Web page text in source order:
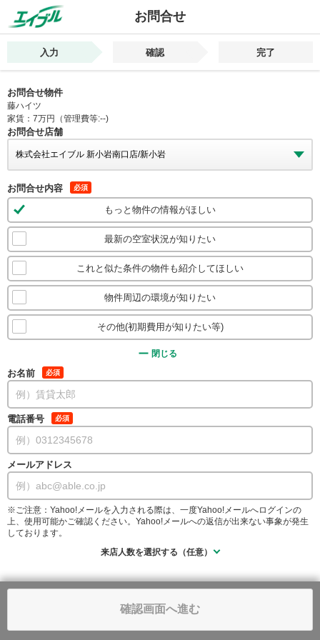
お問合せ
入力 確認 完了
お問合せ物件
藤ハイツ
家賃：7万円（管理費等:--)
お問合せ店舗
お問合せ内容 必須
もっと物件の情報がほしい
最新の空室状況が知りたい
これと似た条件の物件も紹介してほしい
物件周辺の環境が知りたい
その他(初期費用が知りたい等)
閉じる
お名前 必須
電話番号 必須
メールアドレス
※ご注意：Yahoo!メールを入力される際は、一度Yahoo!メールへログインの
上、使用可能かご確認ください。Yahoo!メールへの返信が出来ない事象が発生
しております。
来店人数を選択する（任意）
確認画面へ進む